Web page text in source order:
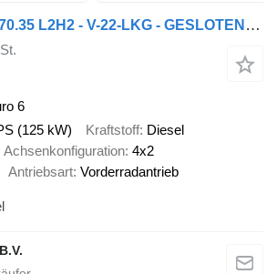
Renault Master 170.35 L2H2 - V-22-LKG - GESLOTEN GRIJS METALLIC - EURO 6
6
(125 kW) Kraftstoff Diesel
Achsenkonfiguration 4x2
Antriebsart Vorderradantrieb